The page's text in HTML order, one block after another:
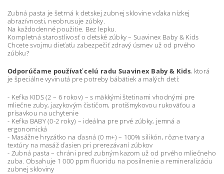
Zubná pasta je šetrná k detskej zubnej sklovine vďaka nízkej
abrazívnosti, neobrusuje zúbky.
Na každodenné použitie. Bez lepku.
Kompletná starostlivosť o detské zúbky – Suavinex Baby & Kids
Chcete svojmu dieťaťu zabezpečiť zdravý úsmev už od prvého
zúbku?
Odporúčame používať celú radu Suavinex Baby & Kids, ktorá
je špeciálne vyvinutá pre potreby bábätiek a malých detí:
- Kefka KIDS (2 – 6 rokov) – s mäkkými štetinami vhodnými pre
mliečne zuby, jazykovým čističom, protišmykovou rukoväťou a
prísavkou na uchytenie
- Kefka BABY (0-2 roky) – ideálna pre prvé zúbky, jemná a
ergonomická
- Masážne hryzátko na ďasná (0 m+) – 100% silikón, rôzne tvary a
textúry na masáž ďasien pri prerezávaní zúbkov
- Zubná pasta – chráni pred zubným kazom už od prvého mliečneho
zuba. Obsahuje 1 000 ppm fluoridu na posilnenie a remineralizáciu
zubnej skloviny